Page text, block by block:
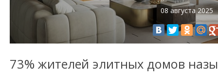
08 августа 2025
73% жителей элитных домов